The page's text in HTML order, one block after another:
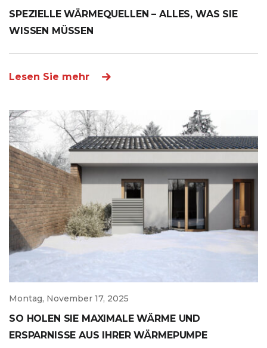
SPEZIELLE WÄRMEQUELLEN – ALLES, WAS SIE
WISSEN MÜSSEN
Lesen Sie mehr
Montag, November 17, 2025
SO HOLEN SIE MAXIMALE WÄRME UND
ERSPARNISSE AUS IHRER WÄRMEPUMPE